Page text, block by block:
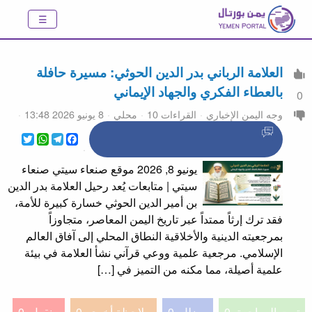
0
العلامة الرباني بدر الدين الحوثي: مسيرة حافلة
بالعطاء الفكري والجهاد الإيماني
وجه اليمن الإخباري القراءات 10 محلي
8 يونيو 2026 13:48
Twitter
WhatsApp
Telegram
Facebook
يونيو 8, 2026 موقع صنعاء سيتي صنعاء
سيتي | متابعات يُعد رحيل العلامة بدر الدين
بن أمير الدين الحوثي خسارة كبيرة للأمة،
فقد ترك إرثاً ممتداً عبر تاريخ اليمن المعاصر، متجاوزاً
بمرجعيته الدينية والأخلاقية النطاق المحلي إلى آفاق العالم
الإسلامي. مرجعية علمية ووعي قرآني نشأ العلامة في بيئة
علمية أصيلة، مما مكنه من التميز في […]